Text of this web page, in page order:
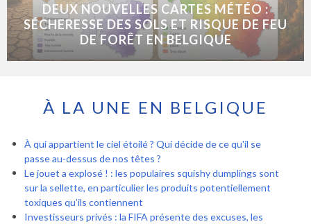
DEUX NOUVELLES CARTES MÉTÉO :
SÉCHERESSE DES SOLS ET RISQUE DE FEU
DE FORÊT EN BELGIQUE
À LA UNE EN BELGIQUE
À qui appartient le ciel étoilé ? Qui décide de ce qu'il se
passe au-dessus de nos têtes ?
Le jouet a explosé ! : les populaires squishy dumplings sont
sur la sellette, en particulier les produits potentiellement
toxiques qu’ils contiennent
Investisseurs privés : la FIFA présente des excuses, les